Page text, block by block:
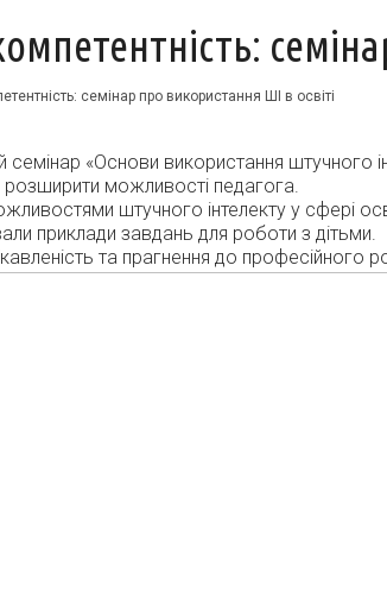
семінар про використання ШІ в освіті
семінар «Основи використання штучного
можливості педагога.
штучного інтелекту у сфері
приклади завдань для роботи з дітьми.
та прагнення до професійного